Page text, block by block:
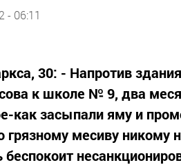
- 06:11
30: - Напротив
к школе № 9, два
как засыпали яму и
грязному месиву